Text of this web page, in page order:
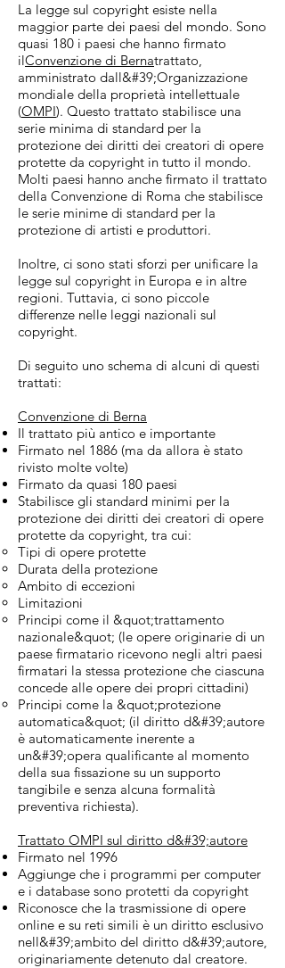
La legge sul copyright esiste nella
maggior parte dei paesi del mondo. Sono
quasi 180 i paesi che hanno firmato
ilConvenzione di Bernatrattato,
amministrato dall&#39;Organizzazione
mondiale della proprietà intellettuale
(OMPI). Questo trattato stabilisce una
serie minima di standard per la
protezione dei diritti dei creatori di opere
protette da copyright in tutto il mondo.
Molti paesi hanno anche firmato il trattato
della Convenzione di Roma che stabilisce
le serie minime di standard per la
protezione di artisti e produttori.
Inoltre, ci sono stati sforzi per unificare la
legge sul copyright in Europa e in altre
regioni. Tuttavia, ci sono piccole
differenze nelle leggi nazionali sul
copyright.
Di seguito uno schema di alcuni di questi
trattati:
Convenzione di Berna
Il trattato più antico e importante
Firmato nel 1886 (ma da allora è stato
rivisto molte volte)
Firmato da quasi 180 paesi
Stabilisce gli standard minimi per la
protezione dei diritti dei creatori di opere
protette da copyright, tra cui:
Tipi di opere protette
Durata della protezione
Ambito di eccezioni
Limitazioni
Principi come il &quot;trattamento
nazionale&quot; (le opere originarie di un
paese firmatario ricevono negli altri paesi
firmatari la stessa protezione che ciascuna
concede alle opere dei propri cittadini)
Principi come la &quot;protezione
automatica&quot; (il diritto d&#39;autore
è automaticamente inerente a
un&#39;opera qualificante al momento
della sua fissazione su un supporto
tangibile e senza alcuna formalità
preventiva richiesta).
Trattato OMPI sul diritto d&#39;autore
Firmato nel 1996
Aggiunge che i programmi per computer
e i database sono protetti da copyright
Riconosce che la trasmissione di opere
online e su reti simili è un diritto esclusivo
nell&#39;ambito del diritto d&#39;autore,
originariamente detenuto dal creatore.